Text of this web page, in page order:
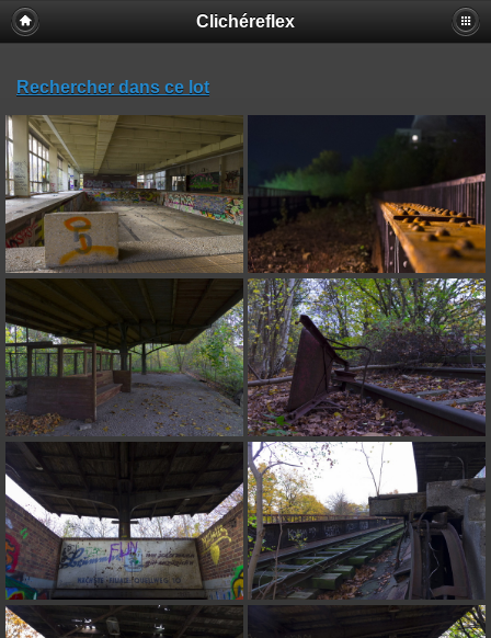
Clichéreflex
Rechercher dans ce lot